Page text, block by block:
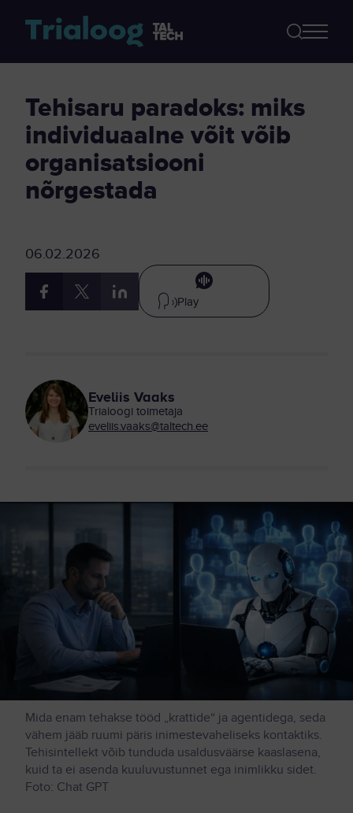
Tehisaru paradoks: miks
individuaalne võit võib
organisatsiooni
nõrgestada
06.02.2026
Play
Eveliis Vaaks
Trialoogi toimetaja
eveliis.vaaks@taltech.ee
Mida enam tehakse tööd „krattide“ ja agentidega, seda
vähem jääb ruumi päris inimestevaheliseks kontaktiks.
Tehisintellekt võib tunduda usaldusväärse kaaslasena,
kuid ta ei asenda kuuluvustunnet ega inimlikku sidet.
Foto: Chat GPT